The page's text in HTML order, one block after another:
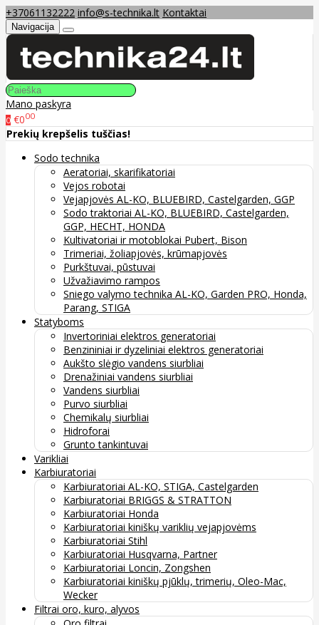
+37061132222 info@s-technika.lt Kontaktai
Navigacija
Mano paskyra
0 €000
Prekių krepšelis tuščias!
Sodo technika
Aeratoriai, skarifikatoriai
Vejos robotai
Vejapjovės AL-KO, BLUEBIRD, Castelgarden, GGP
Sodo traktoriai AL-KO, BLUEBIRD, Castelgarden,
GGP, HECHT, HONDA
Kultivatoriai ir motoblokai Pubert, Bison
Trimeriai, žoliapjovės, krūmapjovės
Purkštuvai, pūstuvai
Užvažiavimo rampos
Sniego valymo technika AL-KO, Garden PRO, Honda,
Parang, STIGA
Statyboms
Invertoriniai elektros generatoriai
Benzininiai ir dyzeliniai elektros generatoriai
Aukšto slėgio vandens siurbliai
Drenažiniai vandens siurbliai
Vandens siurbliai
Purvo siurbliai
Chemikalų siurbliai
Hidroforai
Grunto tankintuvai
Varikliai
Karbiuratoriai
Karbiuratoriai AL-KO, STIGA, Castelgarden
Karbiuratoriai BRIGGS & STRATTON
Karbiuratoriai Honda
Karbiuratoriai kiniškų variklių vejapjovėms
Karbiuratoriai Stihl
Karbiuratoriai Husqvarna, Partner
Karbiuratoriai Loncin, Zongshen
Karbiuratoriai kiniškų pjūklų, trimerių, Oleo-Mac,
Wecker
Filtrai oro, kuro, alyvos